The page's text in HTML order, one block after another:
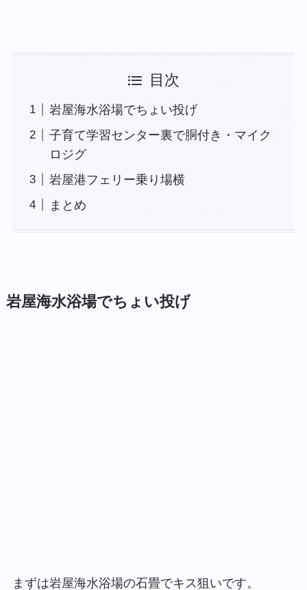
目次
岩屋海水浴場でちょい投げ
子育て学習センター裏で胴付き・マイク
ロジグ
岩屋港フェリー乗り場横
まとめ
岩屋海水浴場でちょい投げ
まずは岩屋海水浴場の石畳でキス狙いです。